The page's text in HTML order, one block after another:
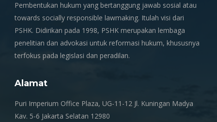
Pembentukan hukum yang bertanggung jawab sosial atau
towards socially responsible lawmaking. Itulah visi dari
PSHK. Didirikan pada 1998, PSHK merupakan lembaga
penelitian dan advokasi untuk reformasi hukum, khususnya
terfokus pada legislasi dan peradilan.
Alamat
Puri Imperium Office Plaza, UG-11-12 Jl. Kuningan Madya
Kav. 5-6 Jakarta Selatan 12980